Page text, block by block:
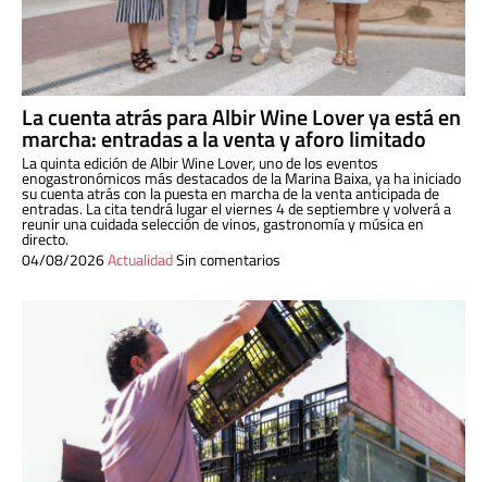
La cuenta atrás para Albir Wine Lover ya está en
marcha: entradas a la venta y aforo limitado
La quinta edición de Albir Wine Lover, uno de los eventos
enogastronómicos más destacados de la Marina Baixa, ya ha iniciado
su cuenta atrás con la puesta en marcha de la venta anticipada de
entradas. La cita tendrá lugar el viernes 4 de septiembre y volverá a
reunir una cuidada selección de vinos, gastronomía y música en
directo.
04/08/2026ActualidadSin comentarios